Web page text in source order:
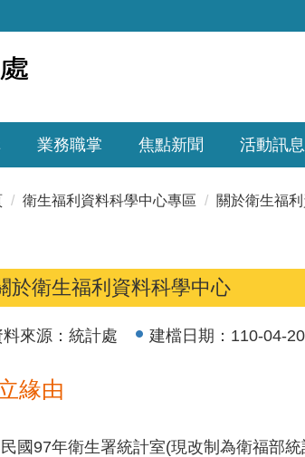
業務職掌 焦點新聞 活動訊息
衛生福利資料科學中心專區 關於衛生福
於衛生福利資料科學中心
來源： 統計處 建檔日期： 110-04-20
緣由
97年衛生署統計室(現改制為衛福部統